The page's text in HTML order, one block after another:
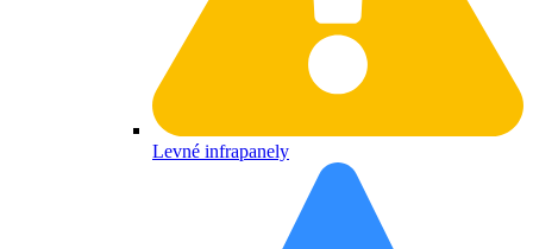
Levné infrapanely